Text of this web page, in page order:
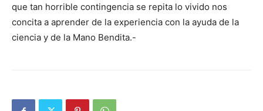
que tan horrible contingencia se repita lo vivido nos
concita a aprender de la experiencia con la ayuda de la
ciencia y de la Mano Bendita.-